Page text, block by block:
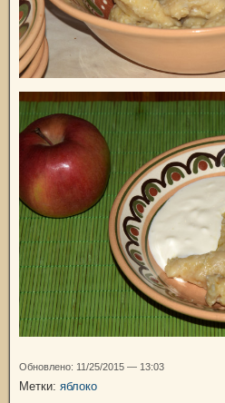
Обновлено: 11/25/2015 — 13:03
Метки: яблоко